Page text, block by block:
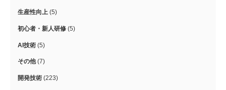
生産性向上 (5)
初心者・新人研修 (5)
AI技術 (5)
その他(7)
開発技術 (223)